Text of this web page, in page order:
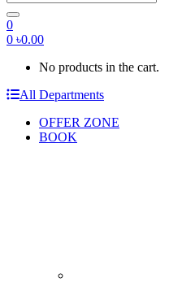
0
0 ৳0.00
No products in the cart.
All Departments
OFFER ZONE
BOOK